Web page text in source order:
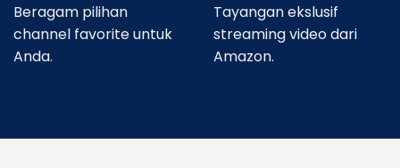
Beragam pilihan
channel favorite untuk
Anda.
Tayangan ekslusif
streaming video dari
Amazon.